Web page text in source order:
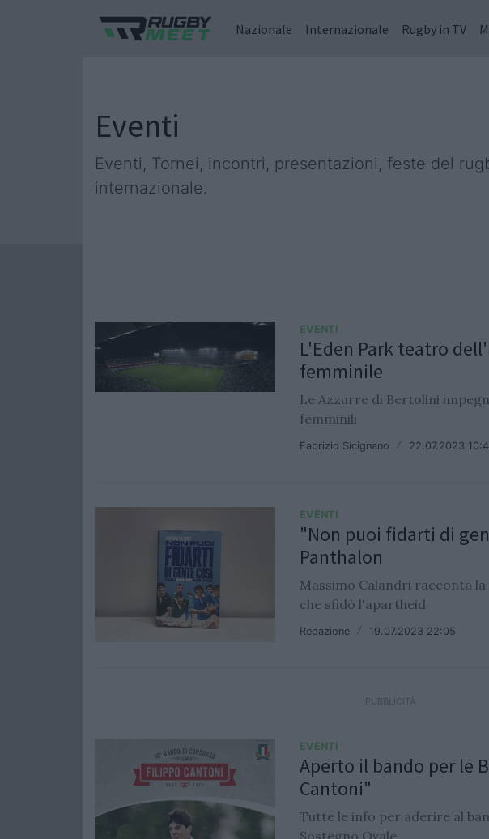
Nazionale Internazionale Rugby in TV
Eventi
Eventi, Tornei, incontri, presentazioni, feste del
internazionale.
EVENTI
L'Eden Park teatro
femminile
Le Azzurre di Bertolini
femminili
Fabrizio Sicignano / 22.07.2023
EVENTI
"Non puoi fidarti di
Panthalon
Massimo Calandri racconta
che sfidò l'apartheid
Redazione / 19.07.2023 22:05
EVENTI
Aperto il bando per le
Cantoni"
Tutte le info per aderire al
Sostegno Ovale